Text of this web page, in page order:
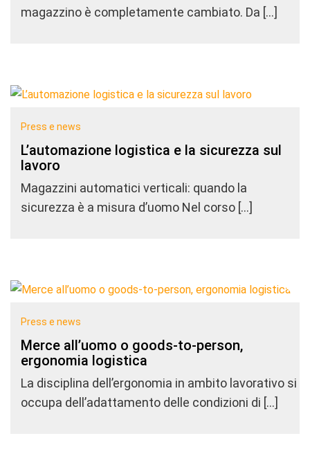
magazzino è completamente cambiato. Da […]
Press e news
L’automazione logistica e la sicurezza sul
lavoro
Magazzini automatici verticali: quando la
sicurezza è a misura d’uomo Nel corso […]
Press e news
Merce all’uomo o goods-to-person,
ergonomia logistica
La disciplina dell’ergonomia in ambito lavorativo si
occupa dell’adattamento delle condizioni di […]